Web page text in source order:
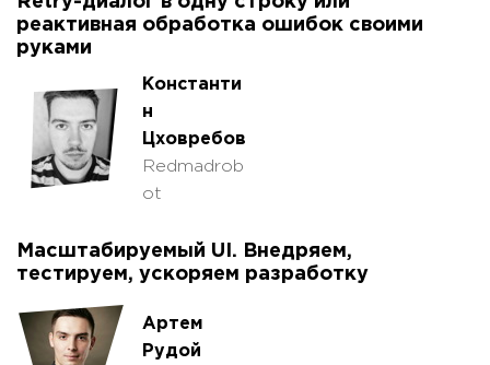
реактивная обработка ошибок своими
руками
Константи
н
Цховребов
Redmadrob
ot
Масштабируемый UI. Внедряем,
тестируем, ускоряем разработку
Артем
Рудой